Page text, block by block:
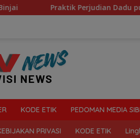
Dadu putar dan tembak
KODE ETIK PEDOMAN MEDIA
PRIVASI KODE ETIK